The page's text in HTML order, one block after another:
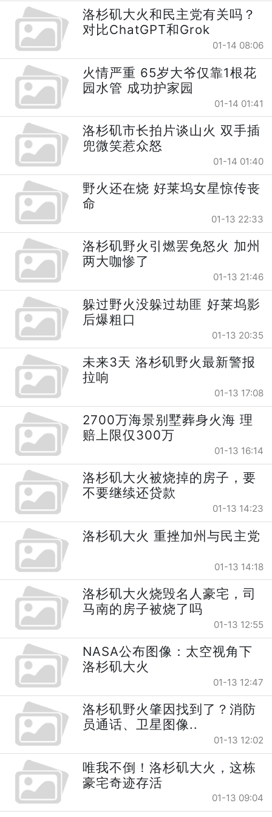
洛杉矶大火和民主党有关吗？
对比ChatGPT和Grok
01-14 08:06
火情严重 65岁大爷仅靠1根花
园水管 成功护家园
01-14 01:41
洛杉矶市长拍片谈山火 双手插
兜微笑惹众怒
01-14 01:40
野火还在烧 好莱坞女星惊传丧
命
01-13 22:33
洛杉矶野火引燃罢免怒火 加州
两大咖惨了
01-13 21:46
躲过野火没躲过劫匪 好莱坞影
后爆粗口
01-13 20:35
未来3天 洛杉矶野火最新警报
拉响
01-13 17:08
2700万海景别墅葬身火海 理
赔上限仅300万
01-13 16:14
洛杉矶大火被烧掉的房子，要
不要继续还贷款
01-13 14:23
洛杉矶大火 重挫加州与民主党
01-13 14:18
洛杉矶大火烧毁名人豪宅，司
马南的房子被烧了吗
01-13 12:55
NASA公布图像：太空视角下
洛杉矶大火
01-13 12:47
洛杉矶野火肇因找到了？消防
员通话、卫星图像..
01-13 12:02
唯我不倒！洛杉矶大火，这栋
豪宅奇迹存活
01-13 09:04